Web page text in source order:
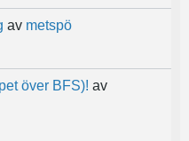
av metspö
över BFS)! av